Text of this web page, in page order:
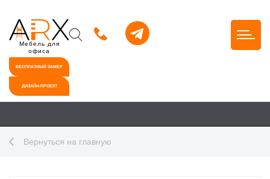
Мебель для
офиса
БЕСПЛАТНЫЙ ЗАМЕР
ДИЗАЙН-ПРОЕКТ
Вернуться на главную